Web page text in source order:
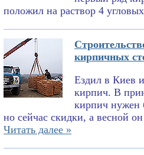
положил на раствор 4
кирпичных
Ездил в Киев
кирпич. В
кирпич нужен
но сейчас скидки, а весной
Читать далее »